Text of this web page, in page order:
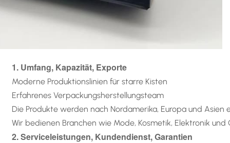
1. Umfang, Kapazität, Exporte
Moderne Produktionslinien für starre Kisten
Erfahrenes Verpackungsherstellungsteam
Die Produkte werden nach Nordamerika, Europa und Asien
Wir bedienen Branchen wie Mode, Kosmetik, Elektronik
2. Serviceleistungen, Kundendienst, Garantien